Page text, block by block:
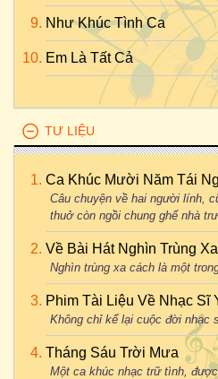
Như Khúc Tình Ca
Em Là Tất Cả
TƯ LIỆU
Ca Khúc Mười Năm Tái
Câu chuyện về hai người lính,
thuở còn ngồi chung ghế nhà
Về Bài Hát Nghìn Trùng
Nghìn trùng xa cách là một
Phim Tài Liệu Về Nhạc Sĩ
Không chỉ kể lại cuộc đời nhạc
Tháng Sáu Trời Mưa
Một ca khúc nhạc trữ tình,